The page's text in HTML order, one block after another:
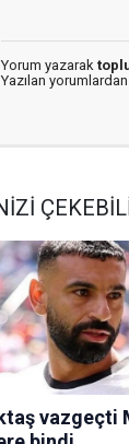
Yorum yazarak
Yazılan